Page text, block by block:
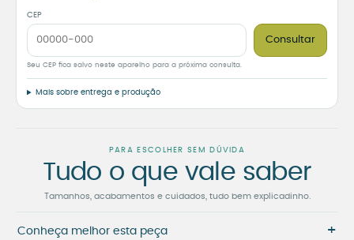
CEP
Consultar
Seu CEP fica salvo neste aparelho para a próxima consulta.
Mais sobre entrega e produção
PARA ESCOLHER SEM DÚVIDA
Tudo o que vale saber
Tamanhos, acabamentos e cuidados, tudo bem explicadinho.
Conheça melhor esta peça +